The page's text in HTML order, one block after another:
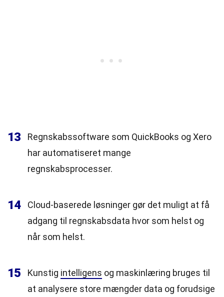
13
Regnskabssoftware som QuickBooks og Xero
har automatiseret mange
regnskabsprocesser.
14
Cloud-baserede løsninger gør det muligt at få
adgang til regnskabsdata hvor som helst og
når som helst.
15 Kunstig intelligens og maskinlæring bruges til
at analysere store mængder data og forudsige